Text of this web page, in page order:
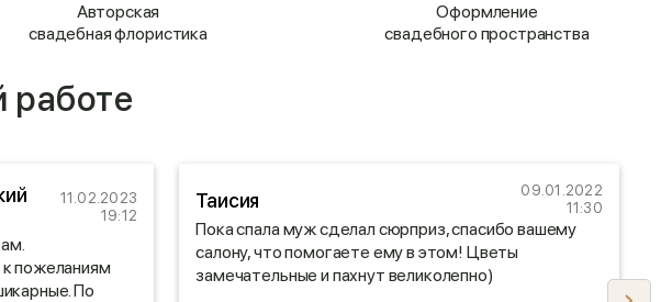
Авторская
свадебная флористика
Оформление
свадебного пространства
11.02.2023
19:12
к пожеланиям
По
Таисия
09.01.2022
11:30
Пока спала муж сделал сюрприз, спасибо вашему
салону, что помогаете ему в этом! Цветы
замечательные и пахнут великолепно)